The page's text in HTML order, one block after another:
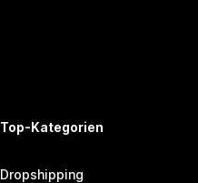
Top-Kategorien
Dropshipping